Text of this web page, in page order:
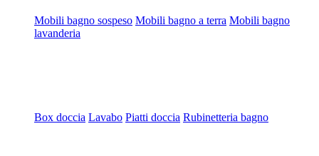
Mobili bagno sospeso Mobili bagno a terra Mobili bagno
lavanderia
Box doccia Lavabo Piatti doccia Rubinetteria bagno